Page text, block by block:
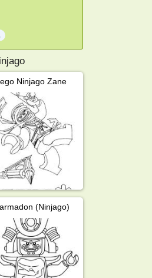
Ninjago Zane
(Ninjago)